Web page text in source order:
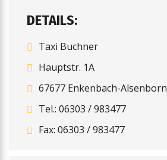
DETAILS:
Taxi Buchner
Hauptstr. 1A
67677 Enkenbach-Alsenborn
Tel.: 06303 / 983477
Fax: 06303 / 983477